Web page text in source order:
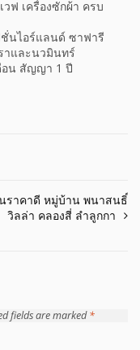
ฟ เครื่องซักผ้า ครบ
ชั่นไอร์แลนด์ ซาฟารี
าและนวมินทร์
อน สัญญา 1 ปี
ราคาดี หมู่บ้าน พนาสนธิ์
วิลล่า คลองสี่ ลำลูกกา
fields are marked*